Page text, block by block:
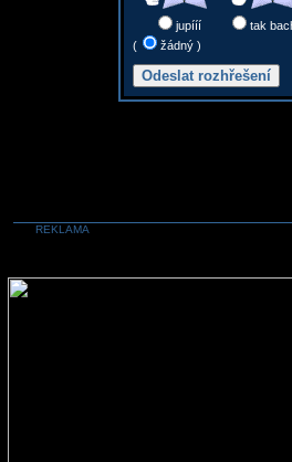
jupííí tak
(
žádný )
REKLAMA